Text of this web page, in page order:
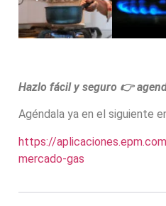
Hazlo fácil y seguro 👉
Agéndala ya en el siguiente
https://
mercado-gas